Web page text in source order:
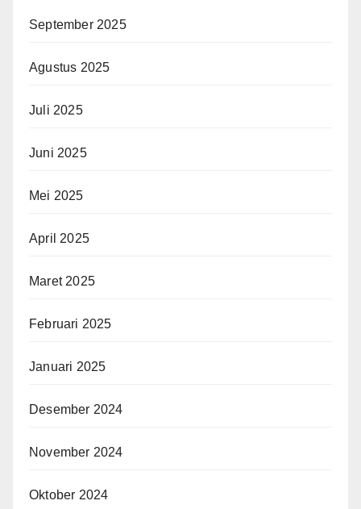
September 2025
Agustus 2025
Juli 2025
Juni 2025
Mei 2025
April 2025
Maret 2025
Februari 2025
Januari 2025
Desember 2024
November 2024
Oktober 2024